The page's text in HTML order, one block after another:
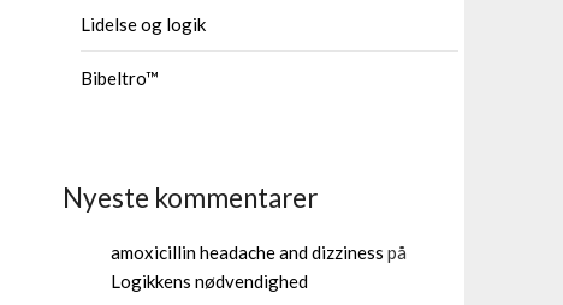
Lidelse og logik
Bibeltro™
Nyeste kommentarer
amoxicillin headache and dizziness på
Logikkens nødvendighed